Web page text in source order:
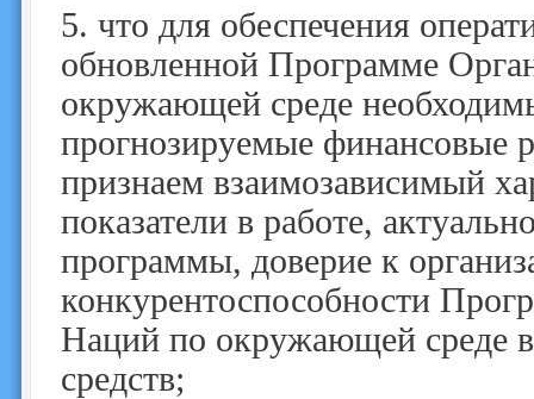
5. что для обеспечения
обновленной Программе
окружающей среде
прогнозируемые финансовые
признаем взаимозависимый
показатели в работе,
программы, доверие к
конкурентоспособности
Наций по окружающей среде
средств;